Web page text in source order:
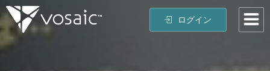
ログイン